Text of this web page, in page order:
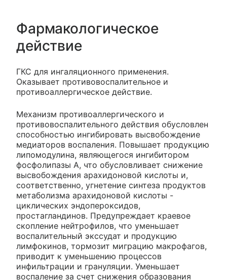
Фармакологическое
действие
ГКС для ингаляционного применения.
Оказывает противовоспалительное и
противоаллергическое действие.
Механизм противоаллергического и
противовоспалительного действия обусловлен
способностью ингибировать высвобождение
медиаторов воспаления. Повышает продукцию
липомодулина, являющегося ингибитором
фосфолипазы А, что обусловливает снижение
высвобождения арахидоновой кислоты и,
соответственно, угнетение синтеза продуктов
метаболизма арахидоновой кислоты -
циклических эндопероксидов,
простагландинов. Предупреждает краевое
скопление нейтрофилов, что уменьшает
воспалительный экссудат и продукцию
лимфокинов, тормозит миграцию макрофагов,
приводит к уменьшению процессов
инфильтрации и грануляции. Уменьшает
воспаление за счет снижения образования